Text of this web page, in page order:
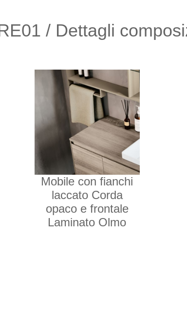
/ Dettagli
Mobile con fianchi
laccato Corda
opaco e frontale
Laminato Olmo